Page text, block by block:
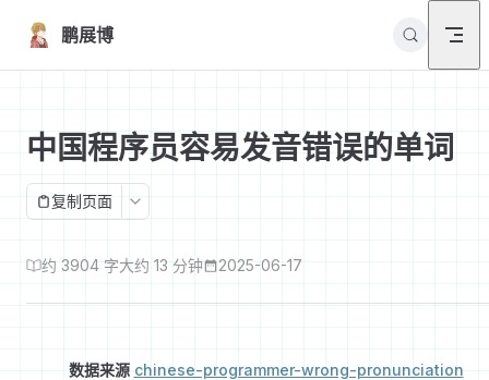
Skip to content
鹏展博
中国程序员容易发音错误的单词
复制页面
约 3904 字大约 13 分钟 2025-06-17
数据来源 chinese-programmer-wrong-pronunciation